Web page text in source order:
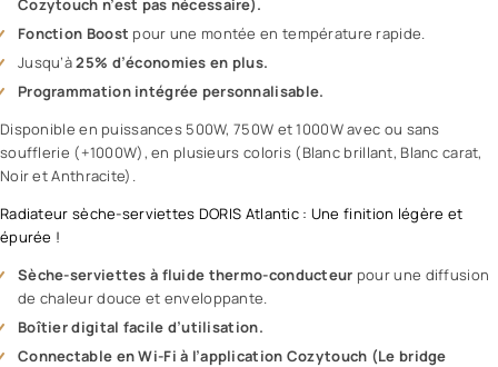
Cozytouch n’est pas nécessaire).
Fonction Boost pour une montée en température rapide.
Jusqu’à25% d’économies en plus.
Programmation intégrée personnalisable.
Disponible en puissances 500W, 750W et 1000W avec ou sans
soufflerie (+1000W), en plusieurs coloris (Blanc brillant, Blanc carat,
Noir et Anthracite).
Radiateur sèche-serviettes DORIS Atlantic : Une finition légère et
épurée !
Sèche-serviettes à fluide thermo-conducteur pour une diffusion
de chaleur douce et enveloppante.
Boîtier digital facile d’utilisation.
Connectable en Wi-Fi à l’application Cozytouch (Le bridge